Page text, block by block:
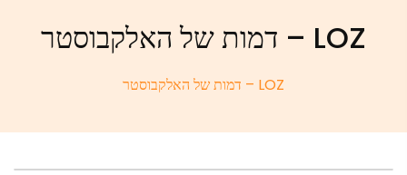
LOZ – דמות של האלקבוסטר
LOZ – דמות של האלקבוסטר